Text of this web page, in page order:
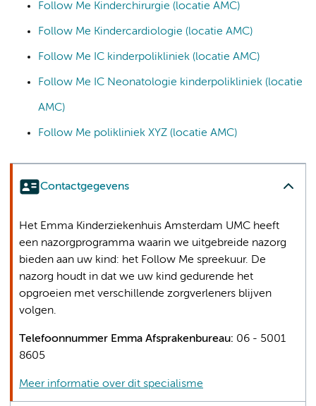
Follow Me Kinderchirurgie (locatie AMC)
Follow Me Kindercardiologie (locatie AMC)
Follow Me IC kinderpolikliniek (locatie AMC)
Follow Me IC Neonatologie kinderpolikliniek (locatie
AMC)
Follow Me polikliniek XYZ (locatie AMC)
Contactgegevens
Het Emma Kinderziekenhuis Amsterdam UMC heeft
een nazorgprogramma waarin we uitgebreide nazorg
bieden aan uw kind: het Follow Me spreekuur. De
nazorg houdt in dat we uw kind gedurende het
opgroeien met verschillende zorgverleners blijven
volgen.
Telefoonnummer Emma Afsprakenbureau: 06 - 5001
8605
Meer informatie over dit specialisme